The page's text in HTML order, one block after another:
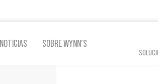
NOTICIAS SOBRE WYNN’S